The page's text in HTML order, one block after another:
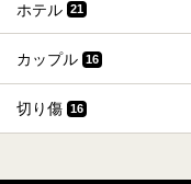
ホテル 21
カップル 16
切り傷 16